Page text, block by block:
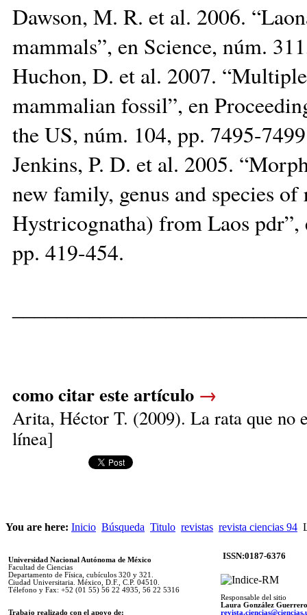
Dawson, M. R. et al. 2006.
mammals”, en Science, núm.
Huchon, D. et al. 2007.
mammalian fossil”, en
the US, núm. 104, pp. 7495-
Jenkins, P. D. et al. 2005.
new family, genus and species
Hystricognatha) from Laos
pp. 419-454.
como citar este artículo →
Arita, Héctor T. (2009). La rata que no
línea]
You are here: Inicio Búsqueda Titulo revistas revista ciencias 94
Universidad Nacional Autónoma de México
Facultad de Ciencias
Departamento de Física, cubículos 320 y 321.
Ciudad Universitaria. México, D.F., C.P. 04510.
Télefono y Fax: +52 (01 55) 56 22 4935, 56 22 5316
Trabajo realizado con el apoyo de:
ISSN:0187-6376
Responsable del sitio
Laura González Guerrero